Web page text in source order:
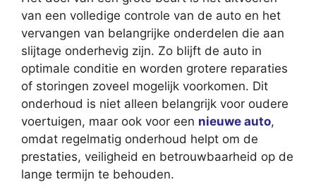
van een volledige controle van de auto en het
vervangen van belangrijke onderdelen die aan
slijtage onderhevig zijn. Zo blijft de auto in
optimale conditie en worden grotere reparaties
of storingen zoveel mogelijk voorkomen. Dit
onderhoud is niet alleen belangrijk voor oudere
voertuigen, maar ook voor een nieuwe auto,
omdat regelmatig onderhoud helpt om de
prestaties, veiligheid en betrouwbaarheid op de
lange termijn te behouden.